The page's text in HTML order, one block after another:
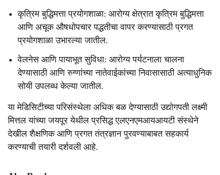
कृत्रिम बुद्धिमत्ता प्रयोगशाळा: आरोग्य क्षेत्रात कृत्रिम बुद्धिमत्ता
आणि अचूक औषधोपचार पद्धतीचा वापर करण्यासाठी प्रगत
प्रयोगशाळा उभारल्या जातील.
वेलनेस आणि पायाभूत सुविधा: आरोग्य पर्यटनाला चालना
देण्यासाठी आणि रुग्णांच्या नातेवाईकांच्या निवासासाठी अत्याधुनिक
सोयी उपलब्ध केल्या जातील.
या मेडिसिटीच्या परिसंस्थेला अधिक बळ देण्यासाठी उद्योगपती लक्ष्मी
मित्तल यांच्या जयपूर येथील प्रसिद्ध एलएनएमआयआयटी संस्थेने
देखील शैक्षणिक आणि प्रगत तंत्रज्ञान पुरवण्याबाबत सहकार्य
करण्याची तयारी दर्शवली आहे.